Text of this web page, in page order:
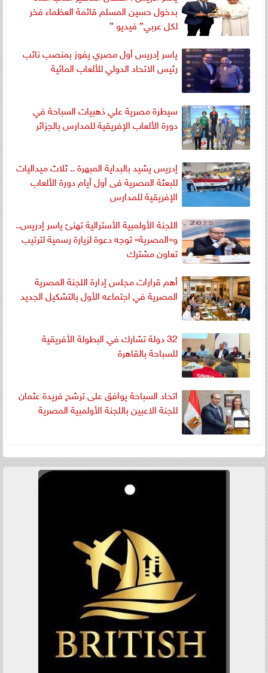
بدخول حسين المسلم قائمة العظماء فخر
لكل عربي” فيديو ”
ياسر إدريس أول مصري يفوز بمنصب نائب
رئيس الاتحاد الدولي للألعاب المائية
سيطرة مصرية علي ذهبيات السباحة في
دورة الألعاب الإفريقية للمدارس بالجزائر
إدريس يشيد بالبداية المبهرة .. ثلاث ميداليات
للبعثة المصرية فى أول أيام دورة الألعاب
الإفريقية للمدارس
اللجنة الأولمبية الأسترالية تهنئ ياسر إدريس..
و«المصرية» توجه دعوة لزيارة رسمية لترتيب
تعاون مشترك
أهم قرارات مجلس إدارة اللجنة المصرية
المصرية في اجتماعه الأول بالتشكيل الجديد
32 دولة تشارك في البطولة الأفريقية
للسباحة بالقاهرة
اتحاد السباحة يوافق على ترشح فريدة عثمان
للجنة الاعبين باللجنة الأولمبية المصرية